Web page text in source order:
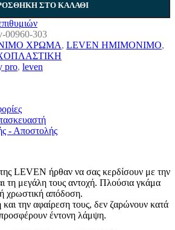
ΣΤΟ ΚΑΛΆΘΙ
00960-303
ΧΡΩΜΑ, LEVEN ΗΜΙΜΟΝΙΜΟ,
pro, leven
- Αποστολής
LEVEN ήρθαν να σας κερδίσουν με την
τη μεγάλη τους αντοχή. Πλούσια γκάμα
χρωστική απόδοση.
την αφαίρεση τους, δεν ζαρώνουν κατά
έντονη λάμψη.